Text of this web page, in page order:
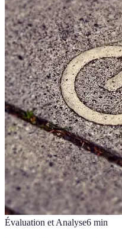
Évaluation et Analyse6 min